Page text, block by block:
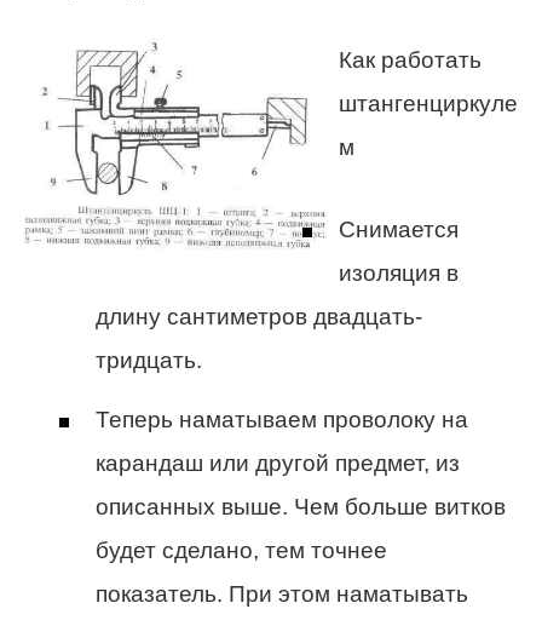
Как работать
штангенциркуле
м
Снимается
изоляция в
длину сантиметров двадцать-
тридцать.
Теперь наматываем проволоку на
карандаш или другой предмет, из
описанных выше. Чем больше витков
будет сделано, тем точнее
показатель. При этом наматывать